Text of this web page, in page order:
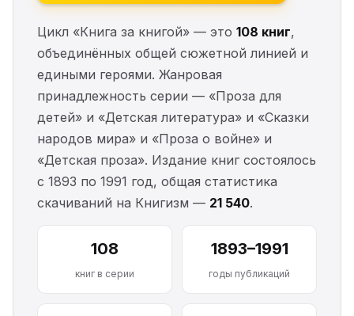
Цикл «Книга за книгой» — это 108 книг,
объединённых общей сюжетной линией и
едиными героями. Жанровая
принадлежность серии — «Проза для
детей» и «Детская литература» и «Сказки
народов мира» и «Проза о войне» и
«Детская проза». Издание книг состоялось
с 1893 по 1991 год, общая статистика
скачиваний на Книгизм — 21 540.
108
книг в серии
1893–1991
годы публикаций